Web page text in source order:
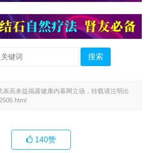
搜索
表高来益揭露健康内幕网立场，转载请注明出
140赞